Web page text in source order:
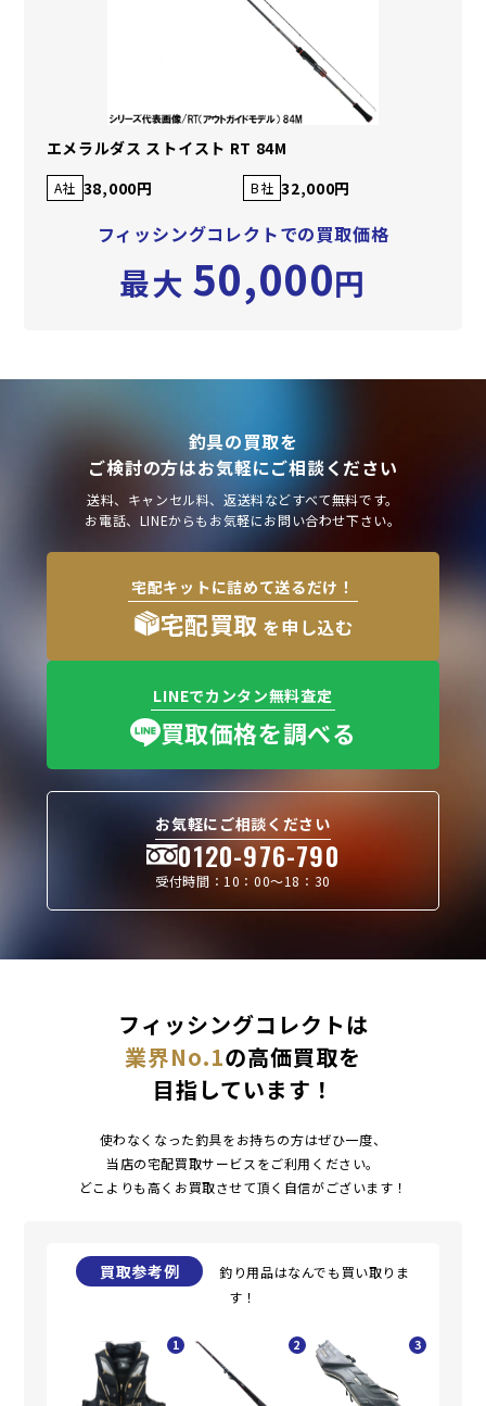
エメラルダス ストイスト RT 84M
A社 38,000円 B社 32,000円
フィッシングコレクトでの買取価格
最大 50,000円
釣具の買取を
ご検討の方はお気軽にご相談ください
送料、キャンセル料、返送料などすべて無料です。
お電話、LINEからもお気軽にお問い合わせ下さい。
宅配キットに詰めて送るだけ！
宅配買取 を申し込む
LINEでカンタン無料査定
買取価格を調べる
お気軽にご相談ください
0120-976-790
受付時間：10：00〜18：30
フィッシングコレクトは
業界No.1の高価買取を
目指しています！
使わなくなった釣具をお持ちの方はぜひ一度、
当店の宅配買取サービスをご利用ください。
どこよりも高くお買取させて頂く自信がございます！
買取参考例
釣り用品はなんでも買い取りま
す！
1 2 3